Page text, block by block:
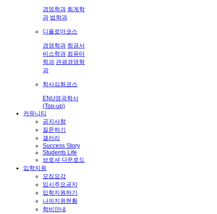
경영학과 회계학
과 법학과
디플로마코스
경영학과 항공서
비스학과 컴퓨터
학과 관광경영학
과
학사심화코스
ENU영국학사
(Top-up)
커뮤니티
공지사항
질문하기
갤러리
Success Story
Students Life
브로셔 다운로드
입학지원
모집요강
입시주요공지
입학지원하기
나의지원현황
학비안내